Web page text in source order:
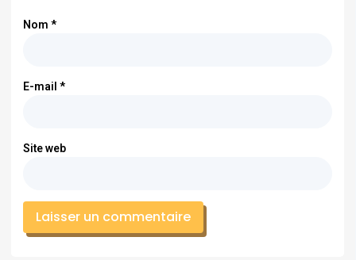
Nom*
E-mail*
Site web